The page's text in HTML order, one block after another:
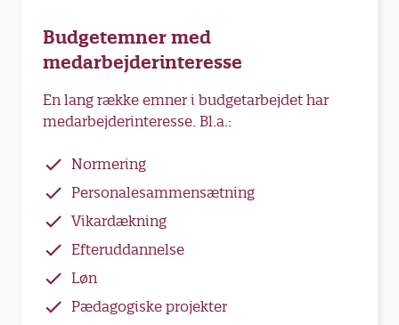
Budgetemner med
medarbejderinteresse
En lang række emner i budgetarbejdet har
medarbejderinteresse. Bl.a.:
Normering
Personalesammensætning
Vikardækning
Efteruddannelse
Løn
Pædagogiske projekter